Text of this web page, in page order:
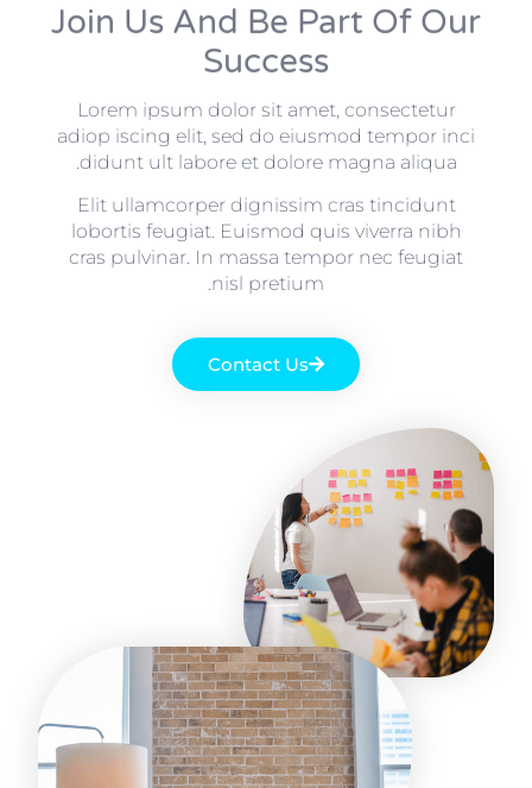
Join Us And Be Part Of Our
Success
Lorem ipsum dolor sit amet, consectetur
adiop iscing elit, sed do eiusmod tempor inci
didunt ult labore et dolore magna aliqua.
Elit ullamcorper dignissim cras tincidunt
lobortis feugiat. Euismod quis viverra nibh
cras pulvinar. In massa tempor nec feugiat
nisl pretium.
Contact Us